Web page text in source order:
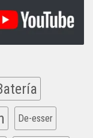
De-esser